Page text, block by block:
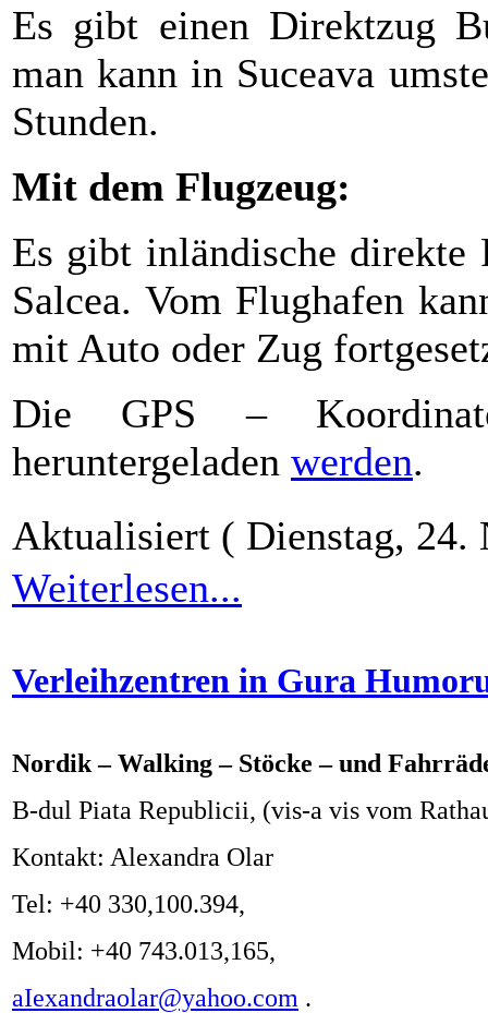
Es gibt einen Direktzug
man kann in Suceava
Stunden.
Mit dem Flugzeug:
Es gibt inländische direkte
Salcea. Vom Flughafen
mit Auto oder Zug
Die GPS –
heruntergeladen werden.
Aktualisiert ( Dienstag, 24.
Weiterlesen...
Verleihzentren in Gura
Nordik – Walking – Stöcke – und
B-dul Piata Republicii, (vis-a vis vom
Kontakt: Alexandra Olar
Tel: +40 330,100.394,
Mobil: +40 743.013,165,
aIexandraolar@yahoo.com .